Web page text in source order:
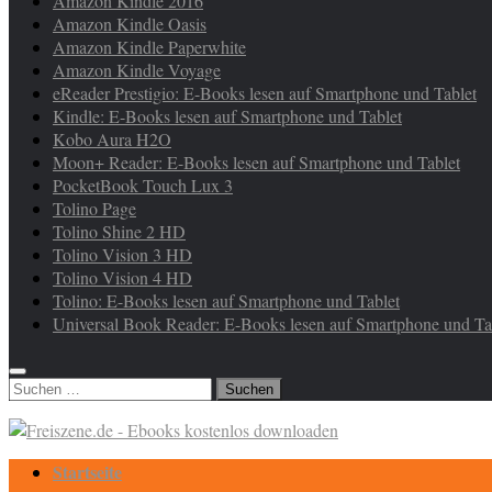
Amazon Kindle Oasis
Amazon Kindle Paperwhite
Amazon Kindle Voyage
eReader Prestigio: E-Books lesen auf Smartphone und Tablet
Kindle: E-Books lesen auf Smartphone und Tablet
Kobo Aura H2O
Moon+ Reader: E-Books lesen auf Smartphone und Tablet
PocketBook Touch Lux 3
Tolino Page
Tolino Shine 2 HD
Tolino Vision 3 HD
Tolino Vision 4 HD
Tolino: E-Books lesen auf Smartphone und Tablet
Universal Book Reader: E-Books lesen auf Smartphone und
Suchen
Startseite